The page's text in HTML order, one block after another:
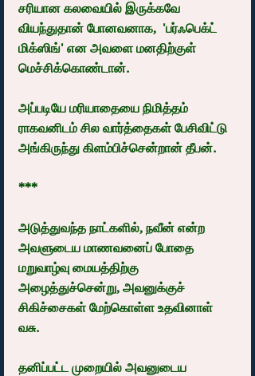
சரியான கலவையில் இருக்கவே
வியந்துதான் போனவனாக,  'பர்ஃபெக்ட்
மிக்ஸிங்' என அவளை மனதிற்குள்
மெச்சிக்கொண்டான்.
அப்படியே மரியாதையை நிமித்தம்
ராகவனிடம் சில வார்த்தைகள் பேசிவிட்டு
அங்கிருந்து கிளம்பிச்சென்றான் தீபன்.
***
அடுத்துவந்த நாட்களில், நவீன் என்ற
அவளுடைய மாணவனைப் போதை
மறுவாழ்வு மையத்திற்கு
அழைத்துச்சென்று, அவனுக்குச்
சிகிச்சைகள் மேற்கொள்ள உதவினாள்
வசு.
தனிப்பட்ட முறையில் அவனுடைய